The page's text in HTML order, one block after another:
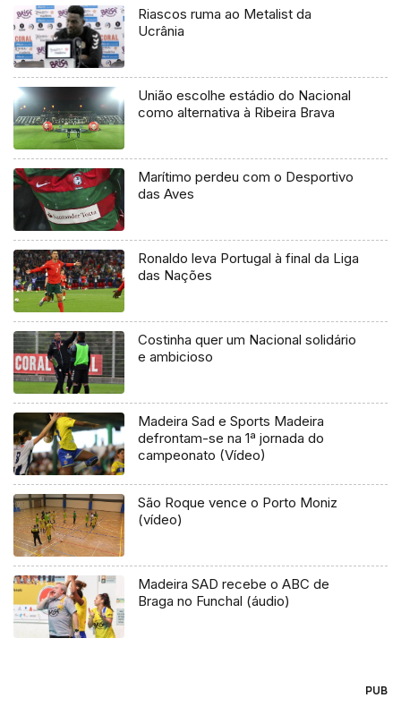
Riascos ruma ao Metalist da
Ucrânia
União escolhe estádio do Nacional
como alternativa à Ribeira Brava
Marítimo perdeu com o Desportivo
das Aves
Ronaldo leva Portugal à final da Liga
das Nações
Costinha quer um Nacional solidário
e ambicioso
Madeira Sad e Sports Madeira
defrontam-se na 1ª jornada do
campeonato (Vídeo)
São Roque vence o Porto Moniz
(vídeo)
Madeira SAD recebe o ABC de
Braga no Funchal (áudio)
PUB